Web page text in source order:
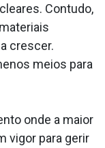
Contudo,
crescer.
meios para
onde a maior
vigor para gerir